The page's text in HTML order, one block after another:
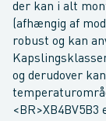
der kan i alt
(afhængig af
robust og kan
og derudover